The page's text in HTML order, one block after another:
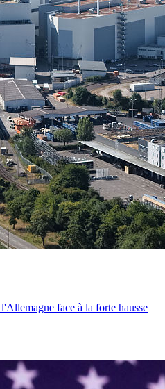
face à la forte hausse